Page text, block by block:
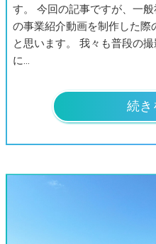
す。 今回の記事ですが、一
の事業紹介動画を制作した
と思います。 我々も普段の
に…
続き